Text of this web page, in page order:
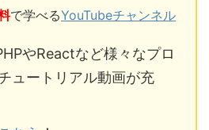
で学べるYouTubeチャンネル
やReactなど様々なプロ
ュートリアル動画が充